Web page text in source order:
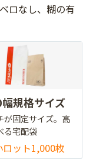
ロなし、糊の有
規格サイズ
が固定サイズ。高
る宅配袋
ロット1,000枚